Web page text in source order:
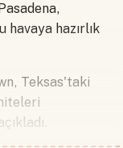
hazırlık
Teksas'taki